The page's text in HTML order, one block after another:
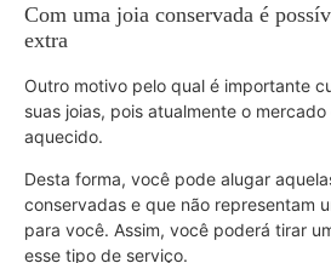
Com uma joia conservada é
extra
Outro motivo pelo qual é importante
suas joias, pois atualmente o
aquecido.
Desta forma, você pode alugar
conservadas e que não representam
para você. Assim, você poderá tirar
esse tipo de serviço.